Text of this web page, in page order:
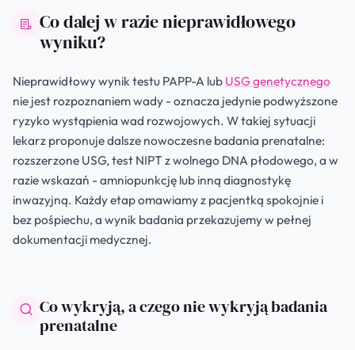
Co dalej w razie nieprawidłowego
wyniku?
Nieprawidłowy wynik testu PAPP-A lub USG genetycznego
nie jest rozpoznaniem wady - oznacza jedynie podwyższone
ryzyko wystąpienia wad rozwojowych. W takiej sytuacji
lekarz proponuje dalsze nowoczesne badania prenatalne:
rozszerzone USG, test NIPT z wolnego DNA płodowego, a w
razie wskazań - amniopunkcję lub inną diagnostykę
inwazyjną. Każdy etap omawiamy z pacjentką spokojnie i
bez pośpiechu, a wynik badania przekazujemy w pełnej
dokumentacji medycznej.
Co wykryją, a czego nie wykryją badania
prenatalne